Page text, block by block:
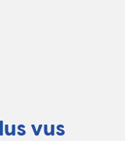
vus